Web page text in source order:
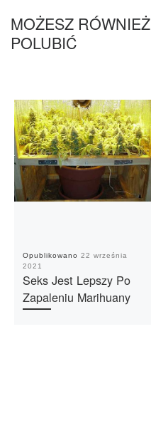
MOŻESZ RÓWNIEŻ
POLUBIĆ
Opublikowano 22 września
2021
Seks Jest Lepszy Po
Zapaleniu Marihuany